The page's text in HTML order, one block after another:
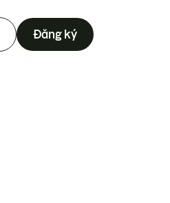
Đăng ký